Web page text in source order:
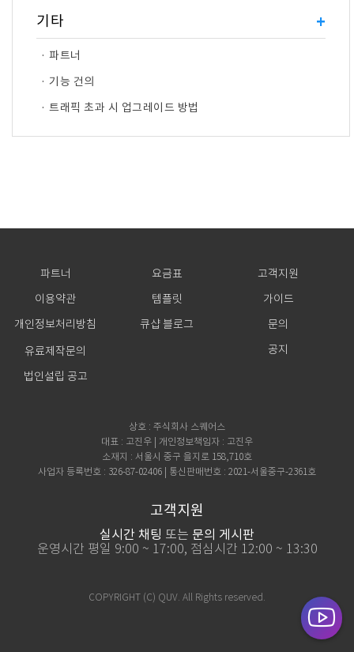
기타 +
· 파트너
· 기능 건의
· 트래픽 초과 시 업그레이드 방법
상호 : 주식회사 스퀘어스
대표 : 고진우 | 개인정보책임자 : 고진우
소재지 : 서울시 중구 을지로 158,710호
사업자 등록번호 : 326-87-02406 | 통신판매번호 : 2021-서울중구-2361호
고객지원
실시간 채팅 또는 문의 게시판
운영시간 평일 9:00 ~ 17:00, 점심시간 12:00 ~ 13:30
COPYRIGHT (C) QUV. All Rights reserved.
파트너
이용약관
개인정보처리방침
요금표
템플릿
큐샵 블로그
고객지원
가이드
문의
공지
유료제작문의
법인설립 공고